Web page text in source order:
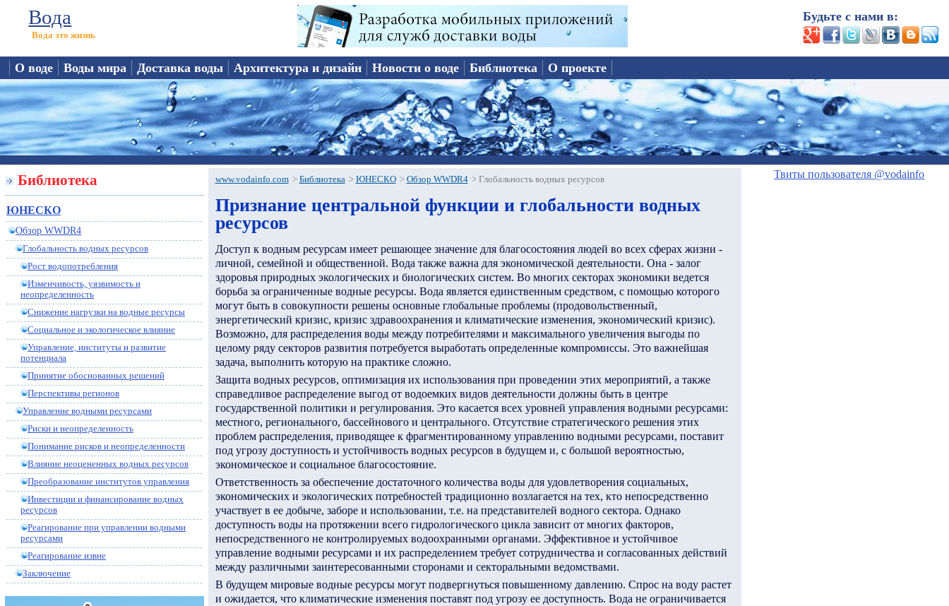
Вода
Вода это жизнь
Будьте с нами в:
О воде Воды мира Доставка воды Архитектура и дизайн Новости о воде Библиотека О проекте
Библиотека
ЮНЕСКО
Обзор WWDR4
Глобальность водных ресурсов
Рост водопотребления
Изменчивость, уязвимость и
неопределенность
Снижение нагрузки на водные ресурсы
Социальное и экологическое влияние
Управление, институты и развитие
потенциала
Принятие обоснованных решений
Перспективы регионов
Управление водными ресурсами
Риски и неопределенность
Понимание рисков и неопределенности
Влияние неоцененных водных ресурсов
Преобразование институтов управления
Инвестиции и финансирование водных
ресурсов
Реагирование при управлении водными
ресурсами
Реагирование извне
Заключение
www.vodainfo.com > Библиотека > ЮНЕСКО > Обзор WWDR4 > Глобальность водных ресурсов
Признание центральной функции и глобальности водных
ресурсов
Доступ к водным ресурсам имеет решающее значение для благосостояния людей во всех сферах жизни -
личной, семейной и общественной. Вода также важна для экономической деятельности. Она - залог
здоровья природных экологических и биологических систем. Во многих секторах экономики ведется
борьба за ограниченные водные ресурсы. Вода является единственным средством, с помощью которого
могут быть в совокупности решены основные глобальные проблемы (продовольственный,
энергетический кризис, кризис здравоохранения и климатические изменения, экономический кризис).
Возможно, для распределения воды между потребителями и максимального увеличения выгоды по
целому ряду секторов развития потребуется выработать определенные компромиссы. Это важнейшая
задача, выполнить которую на практике сложно.
Защита водных ресурсов, оптимизация их использования при проведении этих мероприятий, а также
справедливое распределение выгод от водоемких видов деятельности должны быть в центре
государственной политики и регулирования. Это касается всех уровней управления водными ресурсами:
местного, регионального, бассейнового и центрального. Отсутствие стратегического решения этих
проблем распределения, приводящее к фрагментированному управлению водными ресурсами, поставит
под угрозу доступность и устойчивость водных ресурсов в будущем и, с большой вероятностью,
экономическое и социальное благосостояние.
Ответственность за обеспечение достаточного количества воды для удовлетворения социальных,
экономических и экологических потребностей традиционно возлагается на тех, кто непосредственно
участвует в ее добыче, заборе и использовании, т.е. на представителей водного сектора. Однако
доступность воды на протяжении всего гидрологического цикла зависит от многих факторов,
непосредственного не контролируемых водоохранными органами. Эффективное и устойчивое
управление водными ресурсами и их распределением требует сотрудничества и согласованных действий
между различными заинтересованными сторонами и секторальными ведомствами.
В будущем мировые водные ресурсы могут подвергнуться повышенному давлению. Спрос на воду растет
и ожидается, что климатические изменения поставят под угрозу ее доступность. Вода не ограничивается
Твиты пользователя @vodainfo